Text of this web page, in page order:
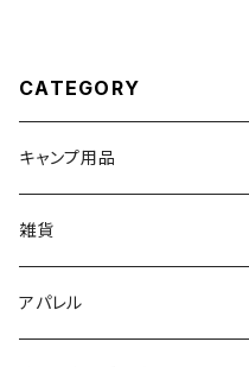
CATEGORY
キャンプ用品
ランタン関連
ケース類
雑貨
キッズ向け
アパレル